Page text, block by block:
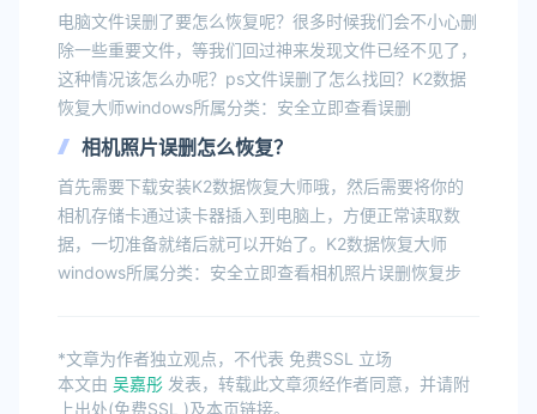
电脑文件误删了要怎么恢复呢？很多时候我们会不小心删
除一些重要文件，等我们回过神来发现文件已经不见了，
这种情况该怎么办呢？ps文件误删了怎么找回？K2数据
恢复大师windows所属分类：安全立即查看误删
相机照片误删怎么恢复？
首先需要下载安装K2数据恢复大师哦，然后需要将你的
相机存储卡通过读卡器插入到电脑上，方便正常读取数
据，一切准备就绪后就可以开始了。K2数据恢复大师
windows所属分类：安全立即查看相机照片误删恢复步
*文章为作者独立观点，不代表 免费SSL 立场
本文由 吴嘉彤 发表，转载此文章须经作者同意，并请附
上出处(免费SSL )及本页链接。